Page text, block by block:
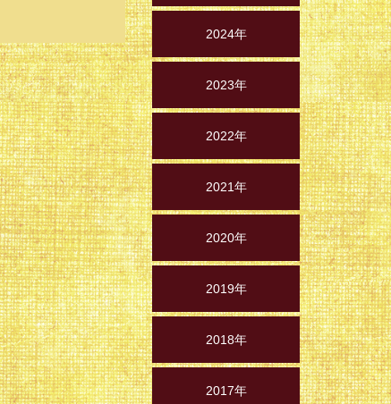
2024年
2023年
2022年
2021年
2020年
2019年
2018年
2017年